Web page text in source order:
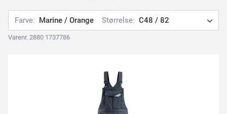
Farve: Marine / Orange Størrelse: C48 / 82
Varenr. 2880 1737786